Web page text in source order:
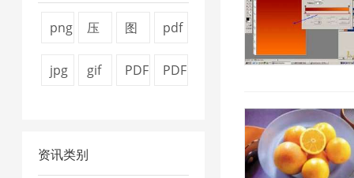
png
具
压
4
图
pdf
jpg
压
gif
2
PDF
PDF
资讯类别